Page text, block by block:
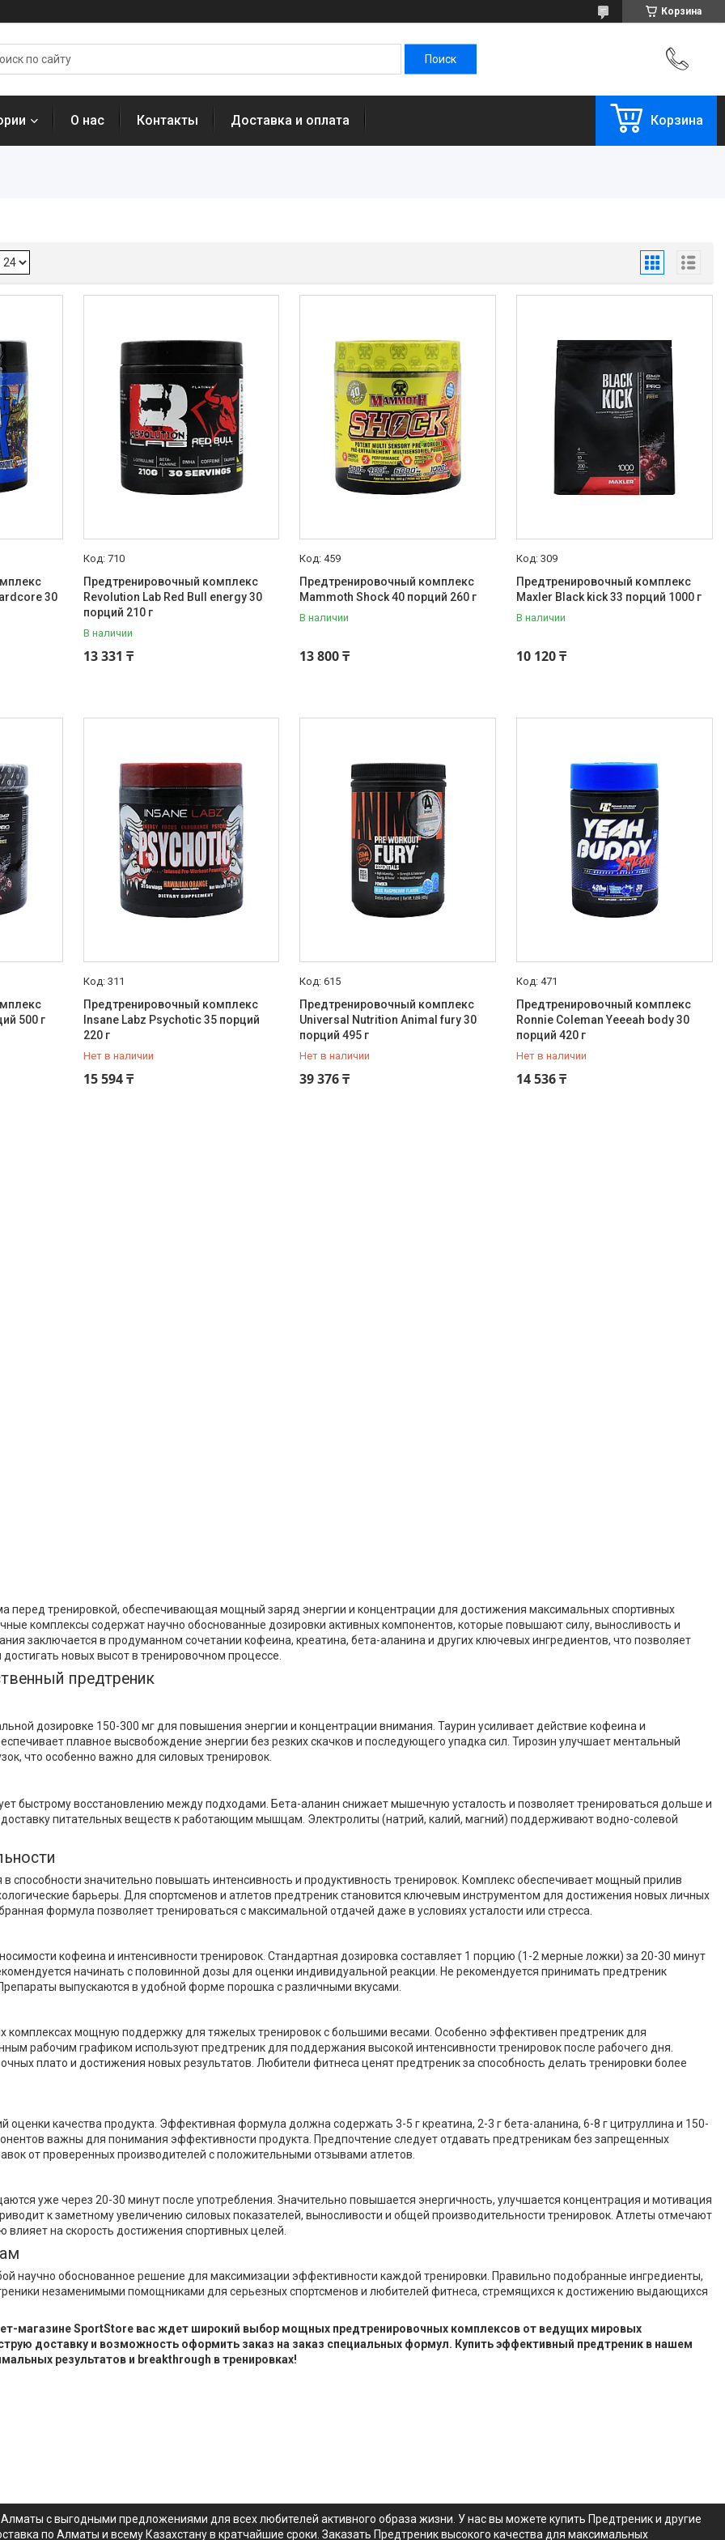
Корзина
О нас Контакты Доставка и оплата Корзина
30
710
Предтренировочный комплекс
Revolution Lab Red Bull energy 30
порций 210 г
В наличии
13 331 ₸
459
Предтренировочный комплекс
Mammoth Shock 40 порций 260 г
В наличии
13 800 ₸
309
Предтренировочный комплекс
Maxler Black kick 33 порций 1000 г
В наличии
10 120 ₸
500 г
311
Предтренировочный комплекс
Insane Labz Psychotic 35 порций
220 г
Нет в наличии
15 594 ₸
+7 (777) 888-88-42
615
Предтренировочный комплекс
Universal Nutrition Animal fury 30
порций 495 г
Нет в наличии
39 376 ₸
+7 (777) 888-88-42
471
Предтренировочный комплекс
Ronnie Coleman Yeeeah body 30
порций 420 г
Нет в наличии
14 536 ₸
+7 (777) 888-88-42
перед тренировкой, обеспечивающая мощный заряд энергии и концентрации для достижения максимальных спортивных
комплексы содержат научно обоснованные дозировки активных компонентов, которые повышают силу, выносливость и
заключается в продуманном сочетании кофеина, креатина, бета-аланина и других ключевых ингредиентов, что позволяет
новых высот в тренировочном процессе.
предтреник
дозировке 150-300 мг для повышения энергии и концентрации внимания. Таурин усиливает действие кофеина и
плавное высвобождение энергии без резких скачков и последующего упадка сил. Тирозин улучшает ментальный
что особенно важно для силовых тренировок.
быстрому восстановлению между подходами. Бета-аланин снижает мышечную усталость и позволяет тренироваться дольше и
питательных веществ к работающим мышцам. Электролиты (натрий, калий, магний) поддерживают водно-солевой
способности значительно повышать интенсивность и продуктивность тренировок. Комплекс обеспечивает мощный прилив
барьеры. Для спортсменов и атлетов предтреник становится ключевым инструментом для достижения новых личных
формула позволяет тренироваться с максимальной отдачей даже в условиях усталости или стресса.
кофеина и интенсивности тренировок. Стандартная дозировка составляет 1 порцию (1-2 мерные ложки) за 20-30 минут
начинать с половинной дозы для оценки индивидуальной реакции. Не рекомендуется принимать предтреник
выпускаются в удобной форме порошка с различными вкусами.
комплексах мощную поддержку для тяжелых тренировок с большими весами. Особенно эффективен предтреник для
рабочим графиком используют предтреник для поддержания высокой интенсивности тренировок после рабочего дня.
плато и достижения новых результатов. Любители фитнеса ценят предтреник за способность делать тренировки более
качества продукта. Эффективная формула должна содержать 3-5 г креатина, 2-3 г бета-аланина, 6-8 г цитруллина и 150-
важны для понимания эффективности продукта. Предпочтение следует отдавать предтреникам без запрещенных
от проверенных производителей с положительными отзывами атлетов.
уже через 20-30 минут после употребления. Значительно повышается энергичность, улучшается концентрация и мотивация
к заметному увеличению силовых показателей, выносливости и общей производительности тренировок. Атлеты отмечают
на скорость достижения спортивных целей.
научно обоснованное решение для максимизации эффективности каждой тренировки. Правильно подобранные ингредиенты,
незаменимыми помощниками для серьезных спортсменов и любителей фитнеса, стремящихся к достижению выдающихся
магазине SportStore вас ждет широкий выбор мощных предтренировочных комплексов от ведущих мировых
доставку и возможность оформить заказ на заказ специальных формул. Купить эффективный предтреник в нашем
результатов и breakthrough в тренировках!
с выгодными предложениями для всех любителей активного образа жизни. У нас вы можете купить Предтреник и другие
по Алматы и всему Казахстану в кратчайшие сроки. Заказать Предтреник высокого качества для максимальных